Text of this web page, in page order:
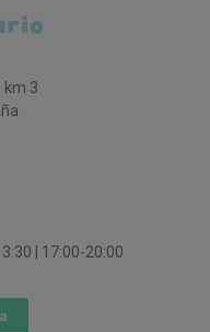
km 3
| 17:00-20:00